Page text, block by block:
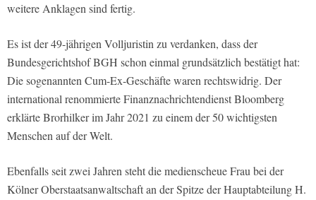
weitere Anklagen sind fertig.
Es ist der 49-jährigen Volljuristin zu verdanken, dass der
Bundesgerichtshof BGH schon einmal grundsätzlich bestätigt hat:
Die sogenannten Cum-Ex-Geschäfte waren rechtswidrig. Der
international renommierte Finanznachrichtendienst Bloomberg
erklärte Brorhilker im Jahr 2021 zu einem der 50 wichtigsten
Menschen auf der Welt.
Ebenfalls seit zwei Jahren steht die medienscheue Frau bei der
Kölner Oberstaatsanwaltschaft an der Spitze der Hauptabteilung H.